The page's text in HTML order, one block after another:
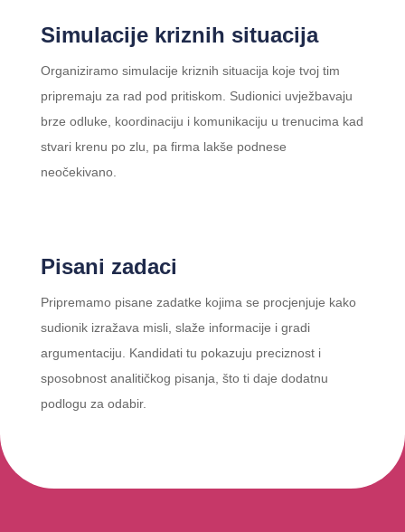
Simulacije kriznih situacija
Organiziramo simulacije kriznih situacija koje tvoj tim
pripremaju za rad pod pritiskom. Sudionici uvježbavaju
brze odluke, koordinaciju i komunikaciju u trenucima kad
stvari krenu po zlu, pa firma lakše podnese
neočekivano.
Pisani zadaci
Pripremamo pisane zadatke kojima se procjenjuje kako
sudionik izražava misli, slaže informacije i gradi
argumentaciju. Kandidati tu pokazuju preciznost i
sposobnost analitičkog pisanja, što ti daje dodatnu
podlogu za odabir.